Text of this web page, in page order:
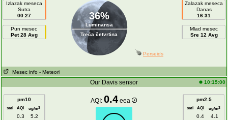
Izlazak meseca
Sutra
00:27
Pun mesec
Pet 28 Avg
36%
Luminansa
Treća četvrtina
Zalazak meseca
Danas
16:31
Mlad mesec
Sre 12 Avg
Perseids
Mesec info - Meteori
Our Davis sensor 10:15:00
pm10
sati AQI ug/m3
0.3 5.2
AQI:0.4 eea pm2.5
sati AQI ug/m3
0.4 4.1